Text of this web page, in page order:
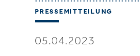
PRESSEMITTEILUNG
05.04.2023